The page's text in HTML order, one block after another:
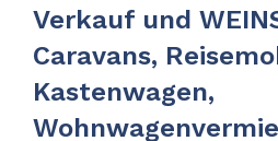
Verkauf und
Caravans,
Kastenwagen,